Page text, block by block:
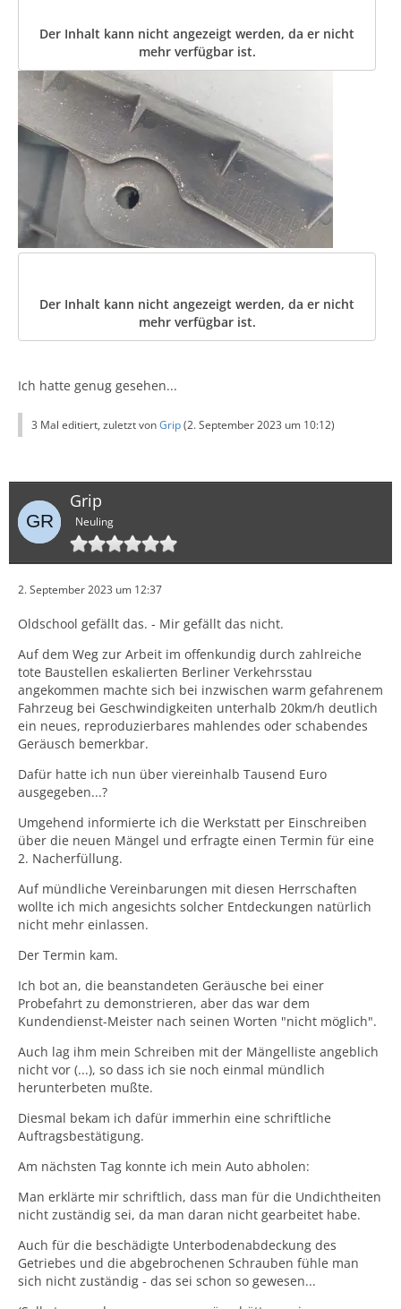
Der Inhalt kann nicht angezeigt werden, da er nicht
mehr verfügbar ist.
Der Inhalt kann nicht angezeigt werden, da er nicht
mehr verfügbar ist.
Ich hatte genug gesehen...
3 Mal editiert, zuletzt vonGrip(2. September 2023 um 10:12)
Grip
Neuling
2. September 2023 um 12:37
Oldschool gefällt das. - Mir gefällt das nicht.
Auf dem Weg zur Arbeit im offenkundig durch zahlreiche
tote Baustellen eskalierten Berliner Verkehrsstau
angekommen machte sich bei inzwischen warm gefahrenem
Fahrzeug bei Geschwindigkeiten unterhalb 20km/h deutlich
ein neues, reproduzierbares mahlendes oder schabendes
Geräusch bemerkbar.
Dafür hatte ich nun über viereinhalb Tausend Euro
ausgegeben...?
Umgehend informierte ich die Werkstatt per Einschreiben
über die neuen Mängel und erfragte einen Termin für eine
2. Nacherfüllung.
Auf mündliche Vereinbarungen mit diesen Herrschaften
wollte ich mich angesichts solcher Entdeckungen natürlich
nicht mehr einlassen.
Der Termin kam.
Ich bot an, die beanstandeten Geräusche bei einer
Probefahrt zu demonstrieren, aber das war dem
Kundendienst-Meister nach seinen Worten "nicht möglich".
Auch lag ihm mein Schreiben mit der Mängelliste angeblich
nicht vor (...), so dass ich sie noch einmal mündlich
herunterbeten mußte.
Diesmal bekam ich dafür immerhin eine schriftliche
Auftragsbestätigung.
Am nächsten Tag konnte ich mein Auto abholen:
Man erklärte mir schriftlich, dass man für die Undichtheiten
nicht zuständig sei, da man daran nicht gearbeitet habe.
Auch für die beschädigte Unterbodenabdeckung des
Getriebes und die abgebrochenen Schrauben fühle man
sich nicht zuständig - das sei schon so gewesen...